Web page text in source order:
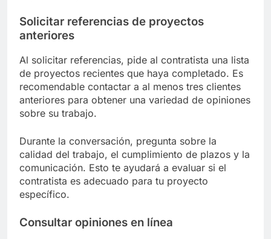
Solicitar referencias de proyectos
anteriores
Al solicitar referencias, pide al contratista una lista
de proyectos recientes que haya completado. Es
recomendable contactar a al menos tres clientes
anteriores para obtener una variedad de opiniones
sobre su trabajo.
Durante la conversación, pregunta sobre la
calidad del trabajo, el cumplimiento de plazos y la
comunicación. Esto te ayudará a evaluar si el
contratista es adecuado para tu proyecto
específico.
Consultar opiniones en línea